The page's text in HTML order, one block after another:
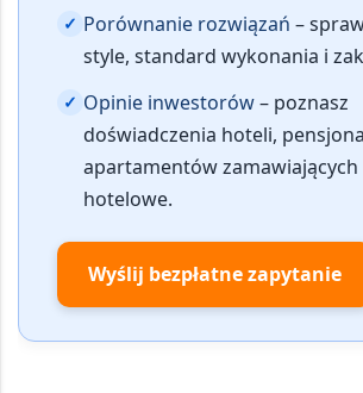
✓ Porównanie rozwiązań –
style, standard wykonania i
✓ Opinie inwestorów– poznasz
doświadczenia hoteli,
apartamentów
hotelowe.
Wyślij bezpłatne zapytanie